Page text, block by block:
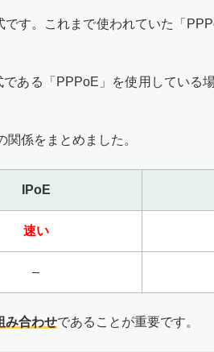
す。これまで使われていた「
ある「PPPoE」を使用している
係をまとめました。
IPoE
速い
–
み合わせであることが重要です。